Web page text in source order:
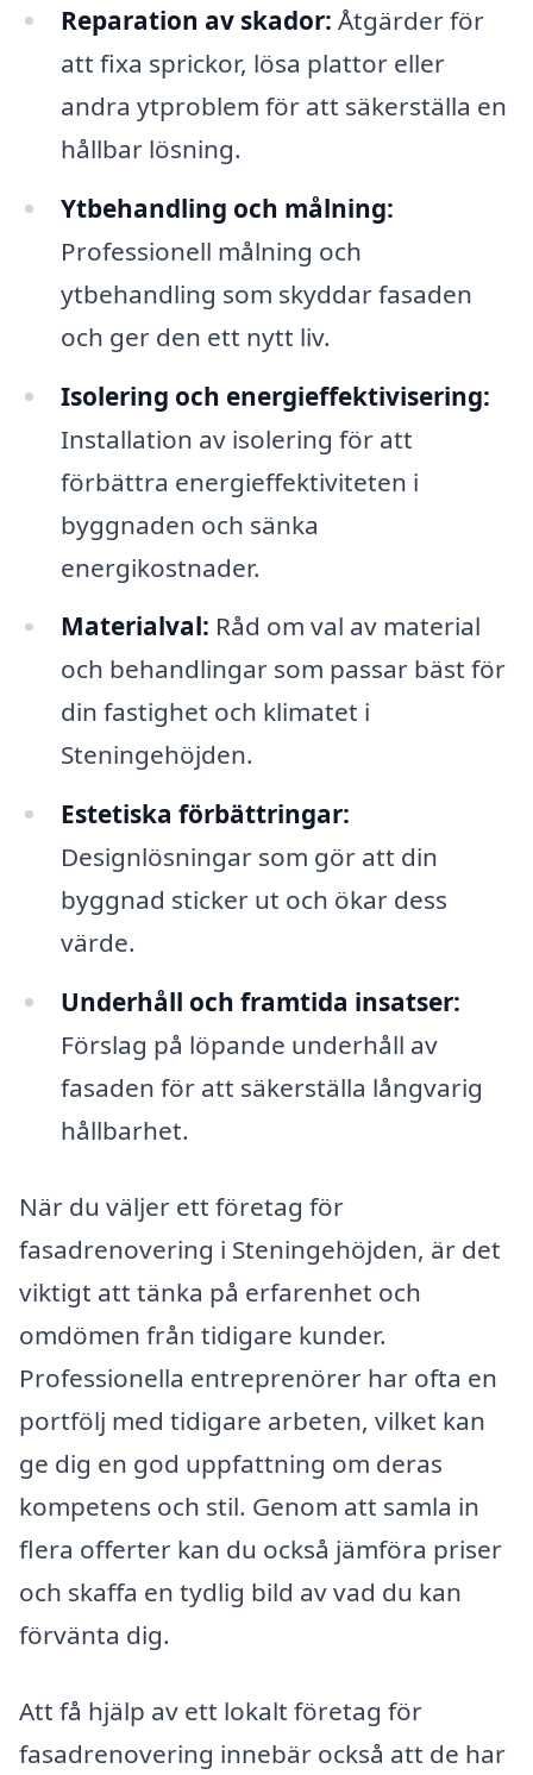
Reparation av skador: Åtgärder för
att fixa sprickor, lösa plattor eller
andra ytproblem för att säkerställa en
hållbar lösning.
Ytbehandling och målning:
Professionell målning och
ytbehandling som skyddar fasaden
och ger den ett nytt liv.
Isolering och energieffektivisering:
Installation av isolering för att
förbättra energieffektiviteten i
byggnaden och sänka
energikostnader.
Materialval: Råd om val av material
och behandlingar som passar bäst för
din fastighet och klimatet i
Steningehöjden.
Estetiska förbättringar:
Designlösningar som gör att din
byggnad sticker ut och ökar dess
värde.
Underhåll och framtida insatser:
Förslag på löpande underhåll av
fasaden för att säkerställa långvarig
hållbarhet.
När du väljer ett företag för
fasadrenovering i Steningehöjden, är det
viktigt att tänka på erfarenhet och
omdömen från tidigare kunder.
Professionella entreprenörer har ofta en
portfölj med tidigare arbeten, vilket kan
ge dig en god uppfattning om deras
kompetens och stil. Genom att samla in
flera offerter kan du också jämföra priser
och skaffa en tydlig bild av vad du kan
förvänta dig.
Att få hjälp av ett lokalt företag för
fasadrenovering innebär också att de har